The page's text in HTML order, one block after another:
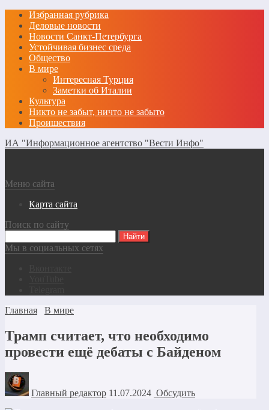
Избранная рубрика
Деловые новости
Новости Санкт-Петербурга
Устойчивая бизнес среда
Общество
В мире
Интересная Турция
Заметки об Италии
Культура
Никто не забыт, ничто не забыто
Проишествия
ИА "Информационное агентство "Вести Инфо"
Меню сайта
Карта сайта
Поиск по сайту
Мы в социальных сетях
Главная
В мире
Трамп считает, что необходимо
провести ещё дебаты с Байденом
Главный редактор 11.07.2024 Обсудить